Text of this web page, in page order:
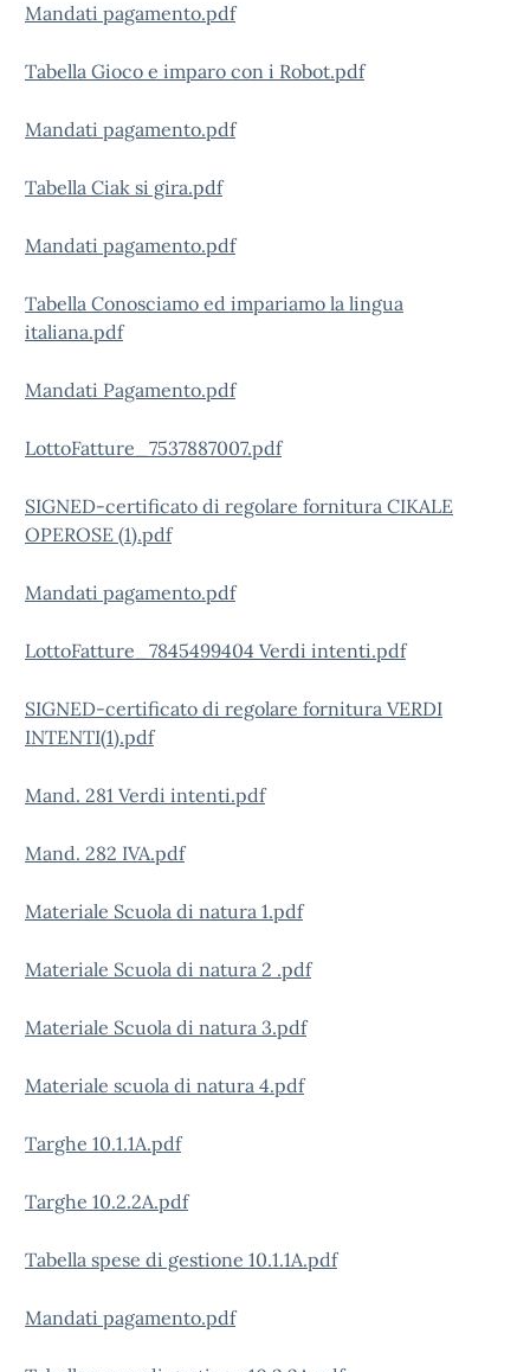
Mandati pagamento.pdf
Tabella Gioco e imparo con i Robot.pdf
Mandati pagamento.pdf
Tabella Ciak si gira.pdf
Mandati pagamento.pdf
Tabella Conosciamo ed impariamo la lingua
italiana.pdf
Mandati Pagamento.pdf
LottoFatture_7537887007.pdf
SIGNED-certificato di regolare fornitura CIKALE
OPEROSE (1).pdf
Mandati pagamento.pdf
LottoFatture_7845499404 Verdi intenti.pdf
SIGNED-certificato di regolare fornitura VERDI
INTENTI(1).pdf
Mand. 281 Verdi intenti.pdf
Mand. 282 IVA.pdf
Materiale Scuola di natura 1.pdf
Materiale Scuola di natura 2 .pdf
Materiale Scuola di natura 3.pdf
Materiale scuola di natura 4.pdf
Targhe 10.1.1A.pdf
Targhe 10.2.2A.pdf
Tabella spese di gestione 10.1.1A.pdf
Mandati pagamento.pdf